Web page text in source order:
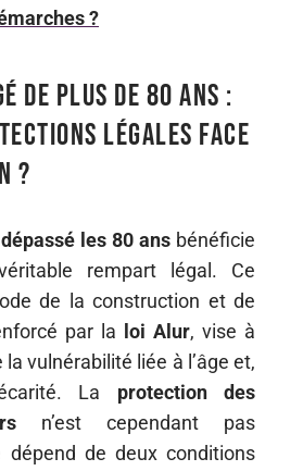
?
de plus de 80 ans :
légales face
?
les 80 ansbénéficie
rempart légal. Ce
de la construction et de
par la
loi Alur, vise à
vulnérabilité liée à l’âge et,
La protection des
n’est cependant pas
dépend de deux conditions